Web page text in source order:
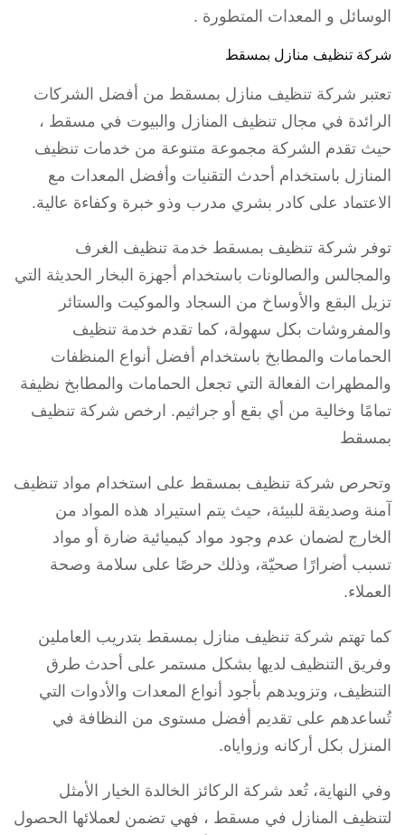
الوسائل و المعدات المتطورة .
شركة تنظيف منازل بمسقط
تعتبر شركة تنظيف منازل بمسقط من أفضل الشركات
الرائدة في مجال تنظيف المنازل والبيوت في مسقط ،
حيث تقدم الشركة مجموعة متنوعة من خدمات تنظيف
المنازل باستخدام أحدث التقنيات وأفضل المعدات مع
الاعتماد على كادر بشري مدرب وذو خبرة وكفاءة عالية.
توفر شركة تنظيف بمسقط خدمة تنظيف الغرف
والمجالس والصالونات باستخدام أجهزة البخار الحديثة التي
تزيل البقع والأوساخ من السجاد والموكيت والستائر
والمفروشات بكل سهولة، كما تقدم خدمة تنظيف
الحمامات والمطابخ باستخدام أفضل أنواع المنظفات
والمطهرات الفعالة التي تجعل الحمامات والمطابخ نظيفة
تمامًا وخالية من أي بقع أو جراثيم. ارخص شركة تنظيف
بمسقط
وتحرص شركة تنظيف بمسقط على استخدام مواد تنظيف
آمنة وصديقة للبيئة، حيث يتم استيراد هذه المواد من
الخارج لضمان عدم وجود مواد كيميائية ضارة أو مواد
تسبب أضرارًا صحيّة، وذلك حرصًا على سلامة وصحة
العملاء.
كما تهتم شركة تنظيف منازل بمسقط بتدريب العاملين
وفريق التنظيف لديها بشكل مستمر على أحدث طرق
التنظيف، وتزويدهم بأجود أنواع المعدات والأدوات التي
تُساعدهم على تقديم أفضل مستوى من النظافة في
المنزل بكل أركانه وزواياه.
وفي النهاية، تُعد شركة الركائز الخالدة الخيار الأمثل
لتنظيف المنازل في مسقط ، فهي تضمن لعملائها الحصول